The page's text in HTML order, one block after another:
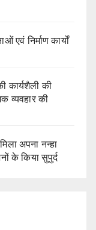
एवं निर्माण कार्यों
कार्यशैली की
व्यवहार की
अपना नन्हा
के किया सुपुर्द